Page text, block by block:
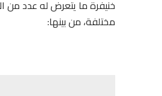
خنيفرة ما يتعرض له عدد
مختلفة، من بينها: